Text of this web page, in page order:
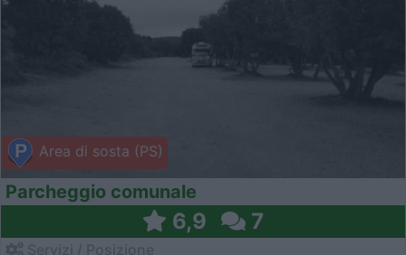
Area di sosta (PS)
Parcheggio comunale
6,9 7